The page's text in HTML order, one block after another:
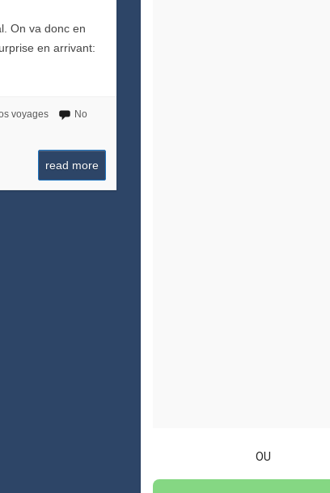
On va donc en
en arrivant:
voyages
No
read more
OU